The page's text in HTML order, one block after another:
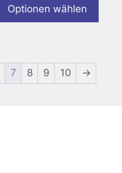
Optionen wählen
7 8 9 10 →